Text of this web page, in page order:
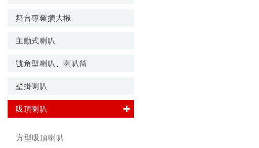
舞台專業擴大機
主動式喇叭
號角型喇叭、喇叭筒
壁掛喇叭
吸頂喇叭
方型吸頂喇叭